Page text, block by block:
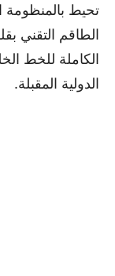
تحيط بالمنظومة
الطاقم التقني
الكاملة للخط
الدولية المقبلة.